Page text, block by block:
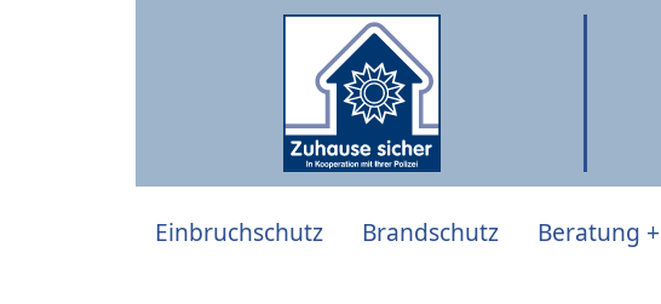
Einbruchschutz Brandschutz Beratung